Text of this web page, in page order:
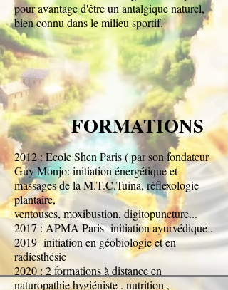
pour avantage d'être un antalgique naturel,
bien connu dans le milieu sportif.
FORMATIONS
2012 : Ecole Shen Paris ( par son fondateur
Guy Monjo: initiation énergétique et
massages de la M.T.C.Tuina, réflexologie
plantaire,
ventouses, moxibustion, digitopuncture...
2017 : APMA Paris initiation ayurvédique .
2019- initiation en géobiologie et en
radiesthésie
2020 : 2 formations à distance en
naturopathie hygiéniste . nutrition ,